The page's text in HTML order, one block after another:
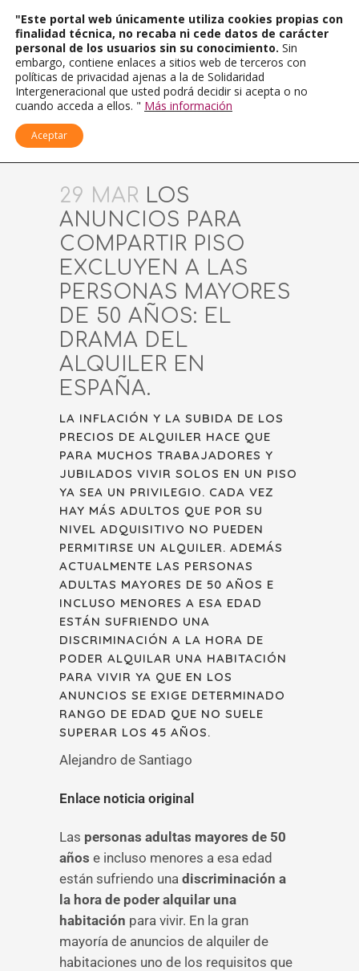
29 MAR LOS
ANUNCIOS PARA
COMPARTIR PISO
EXCLUYEN A LAS
PERSONAS MAYORES
DE 50 AÑOS: EL
DRAMA DEL
ALQUILER EN
ESPAÑA.
LA INFLACIÓN Y LA SUBIDA DE LOS
PRECIOS DE ALQUILER HACE QUE
PARA MUCHOS TRABAJADORES Y
JUBILADOS VIVIR SOLOS EN UN PISO
YA SEA UN PRIVILEGIO. CADA VEZ
HAY MÁS ADULTOS QUE POR SU
NIVEL ADQUISITIVO NO PUEDEN
PERMITIRSE UN ALQUILER. ADEMÁS
ACTUALMENTE LAS PERSONAS
ADULTAS MAYORES DE 50 AÑOS E
INCLUSO MENORES A ESA EDAD
ESTÁN SUFRIENDO UNA
DISCRIMINACIÓN A LA HORA DE
PODER ALQUILAR UNA HABITACIÓN
PARA VIVIR YA QUE EN LOS
ANUNCIOS SE EXIGE DETERMINADO
RANGO DE EDAD QUE NO SUELE
SUPERAR LOS 45 AÑOS.
Alejandro de Santiago
Enlace noticia original
Las personas adultas mayores de 50
años e incluso menores a esa edad
están sufriendo una discriminación a
la hora de poder alquilar una
habitación para vivir. En la gran
mayoría de anuncios de alquiler de
habitaciones uno de los requisitos que
"Este portal web únicamente utiliza cookies propias con
finalidad técnica, no recaba ni cede datos de carácter
personal de los usuarios sin su conocimiento. Sin
embargo, contiene enlaces a sitios web de terceros con
políticas de privacidad ajenas a la de Solidaridad
Intergeneracional que usted podrá decidir si acepta o no
cuando acceda a ellos. " Más información
Aceptar